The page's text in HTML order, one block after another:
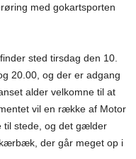
med gokartsporten
sted tirsdag den 10.
20.00, og der er adgang
alder velkomne til at
vil en række af Motor
til stede, og det gælder
der går meget op i